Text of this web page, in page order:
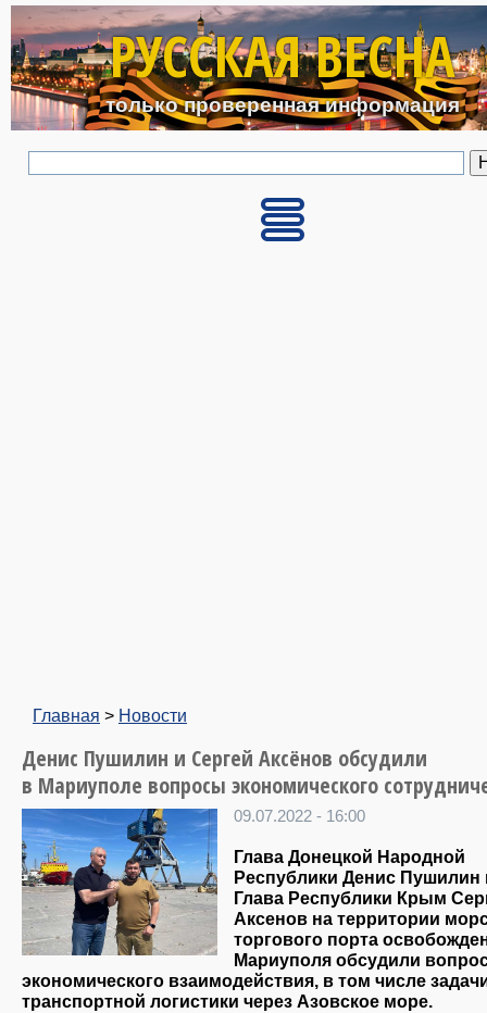
Перейти к основному
РУССКАЯ ВЕСНА
только проверенная информация
Главная > Новости
Денис Пушилин и Сергей Аксёнов обсудили
в Мариуполе вопросы экономического
09.07.2022 - 16:00
Глава Донецкой Народной
Республики Денис Пушилин
Глава Республики Крым
Аксенов на территории
торгового порта
Мариуполя обсудили
экономического взаимодействия, в том числе
транспортной логистики через Азовское море.